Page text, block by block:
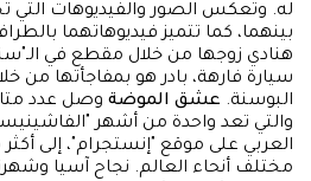
له. وتعكس الصور والفيديوهات التي
بينهما، كما تتميز فيديوهاتهما
هنادي زوجها من خلال مقطع في
سيارة فارهة، بادر هو بمفاجأتها من
البوسنة. عشق الموضة وصل عدد
والتي تعد واحدة من أشهر
العربي على موقع "إنستجرام"، إلى
مختلف أنحاء العالم. نجاح آسيا